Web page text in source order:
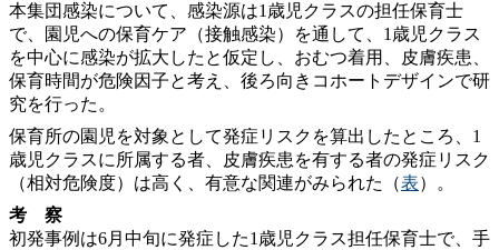
本集団感染について、感染源は1歳児クラスの担任保育士
で、園児への保育ケア（接触感染）を通して、1歳児クラス
を中心に感染が拡大したと仮定し、おむつ着用、皮膚疾患、
保育時間が危険因子と考え、後ろ向きコホートデザインで研
究を行った。
保育所の園児を対象として発症リスクを算出したところ、1
歳児クラスに所属する者、皮膚疾患を有する者の発症リスク
（相対危険度）は高く、有意な関連がみられた（表）。
考 察
初発事例は6月中旬に発症した1歳児クラス担任保育士で、手